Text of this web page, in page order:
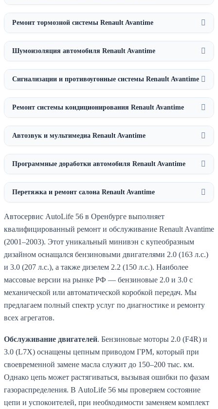
Ремонт тормозной системы Renault Avantime
Шумоизоляция автомобиля Renault Avantime
Сигнализации и противоугонные системы Renault Avantime
Ремонт системы кондиционирования Renault Avantime
Автозвук и мультимедиа Renault Avantime
Программные доработки автомобиля Renault Avantime
Перетяжка и ремонт салона Renault Avantime
Автосервис AutoLife 56 в Оренбурге выполняет
квалифицированный ремонт и обслуживание Renault Avantime
(2001–2003). Этот уникальный минивэн с купеобразным
дизайном оснащался бензиновыми двигателями 2.0 (163 л.с.)
и 3.0 (207 л.с.), а также дизелем 2.2 (150 л.с.). Наиболее
массовые версии на рынке РФ — бензиновые 2.0 и 3.0 с
механической или автоматической коробкой передач. Мы
предлагаем полный спектр услуг по диагностике и ремонту
всех агрегатов.
Обслуживание двигателей. Бензиновые моторы 2.0 (F4R) и
3.0 (L7X) оснащены цепным приводом ГРМ, который при
своевременной замене масла служит до 150–200 тыс. км.
Однако цепь может растягиваться, вызывая ошибки по фазам
газораспределения. В AutoLife 56 мы проверяем состояние
цепи и успокоителей, при необходимости заменяем комплект